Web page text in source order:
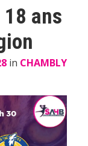
ans
in CHAMBLY